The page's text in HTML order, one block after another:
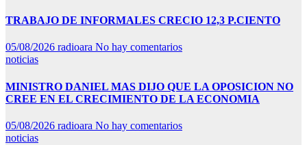
TRABAJO DE INFORMALES CRECIO 12,3 P.CIENTO
05/08/2026 radioara No hay comentarios
noticias
MINISTRO DANIEL MAS DIJO QUE LA OPOSICION NO
CREE EN EL CRECIMIENTO DE LA ECONOMIA
05/08/2026 radioara No hay comentarios
noticias